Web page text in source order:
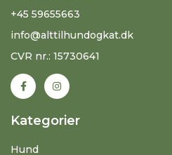
+45 59655663
info@alttilhundogkat.dk
CVR nr.: 15730641
Kategorier
Hund